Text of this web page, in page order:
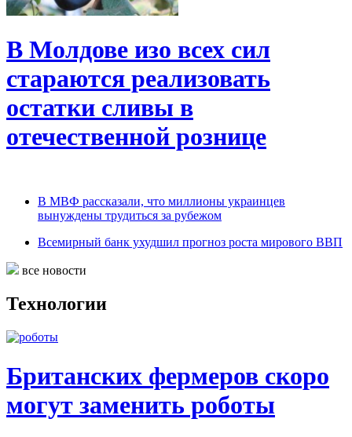
В Молдове изо всех сил
стараются реализовать
остатки сливы в
отечественной рознице
В МВФ рассказали, что миллионы украинцев
вынуждены трудиться за рубежом
Всемирный банк ухудшил прогноз роста мирового ВВП
все новости
Технологии
Британских фермеров скоро
могут заменить роботы